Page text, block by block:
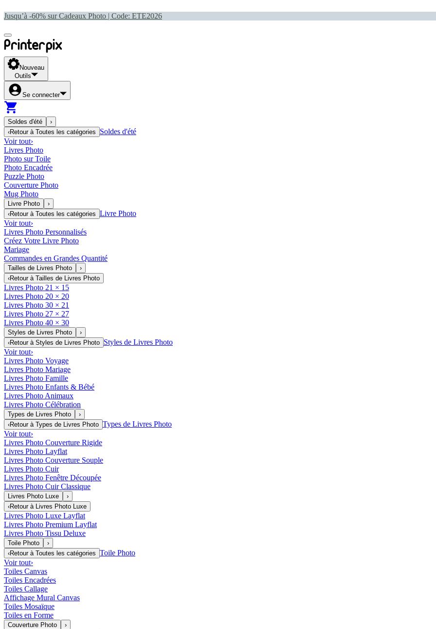
Jusqu’à -60% sur Cadeaux Photo | Code: ETE2026
Nouveau
Outils
Se connecter
Soldes d'été
›
‹Retour à Toutes les catégories
Soldes d'été
Voir tout›
Livres Photo
Photo sur Toile
Photo Encadrée
Puzzle Photo
Couverture Photo
Mug Photo
Livre Photo
›
‹Retour à Toutes les catégories Livre Photo
Voir tout›
Livres Photo Personnalisés
Créez Votre Livre Photo
Mariage
Commandes en Grandes Quantité
Tailles de Livres Photo
›
‹Retour à Tailles de Livres Photo
Livres Photo 21 × 15
Livres Photo 20 × 20
Livres Photo 30 × 21
Livres Photo 27 × 27
Livres Photo 40 × 30
Styles de Livres Photo
›
‹Retour à Styles de Livres Photo Styles de Livres Photo
Voir tout›
Livres Photo Voyage
Livres Photo Mariage
Livres Photo Famille
Livres Photo Enfants & Bébé
Livres Photo Animaux
Livres Photo Célébration
Types de Livres Photo
›
‹Retour à Types de Livres Photo Types de Livres Photo
Voir tout›
Livres Photo Couverture Rigide
Livres Photo Layflat
Livres Photo Couverture Souple
Livres Photo Cuir
Livres Photo Fenêtre Découpée
Livres Photo Cuir Classique
Livres Photo Luxe
›
‹Retour à Livres Photo Luxe
Livres Photo Luxe Layflat
Livres Photo Premium Layflat
Livres Photo Tissu Deluxe
Toile Photo
›
‹Retour à Toutes les catégories Toile Photo
Voir tout›
Toiles Canvas
Toiles Encadrées
Toiles Callage
Affichage Mural Canvas
Toiles Mosaïque
Toiles en Forme
Couverture Photo
›